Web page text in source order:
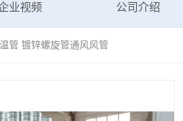
业视频 公司介绍
管 镀锌螺旋管通风风管